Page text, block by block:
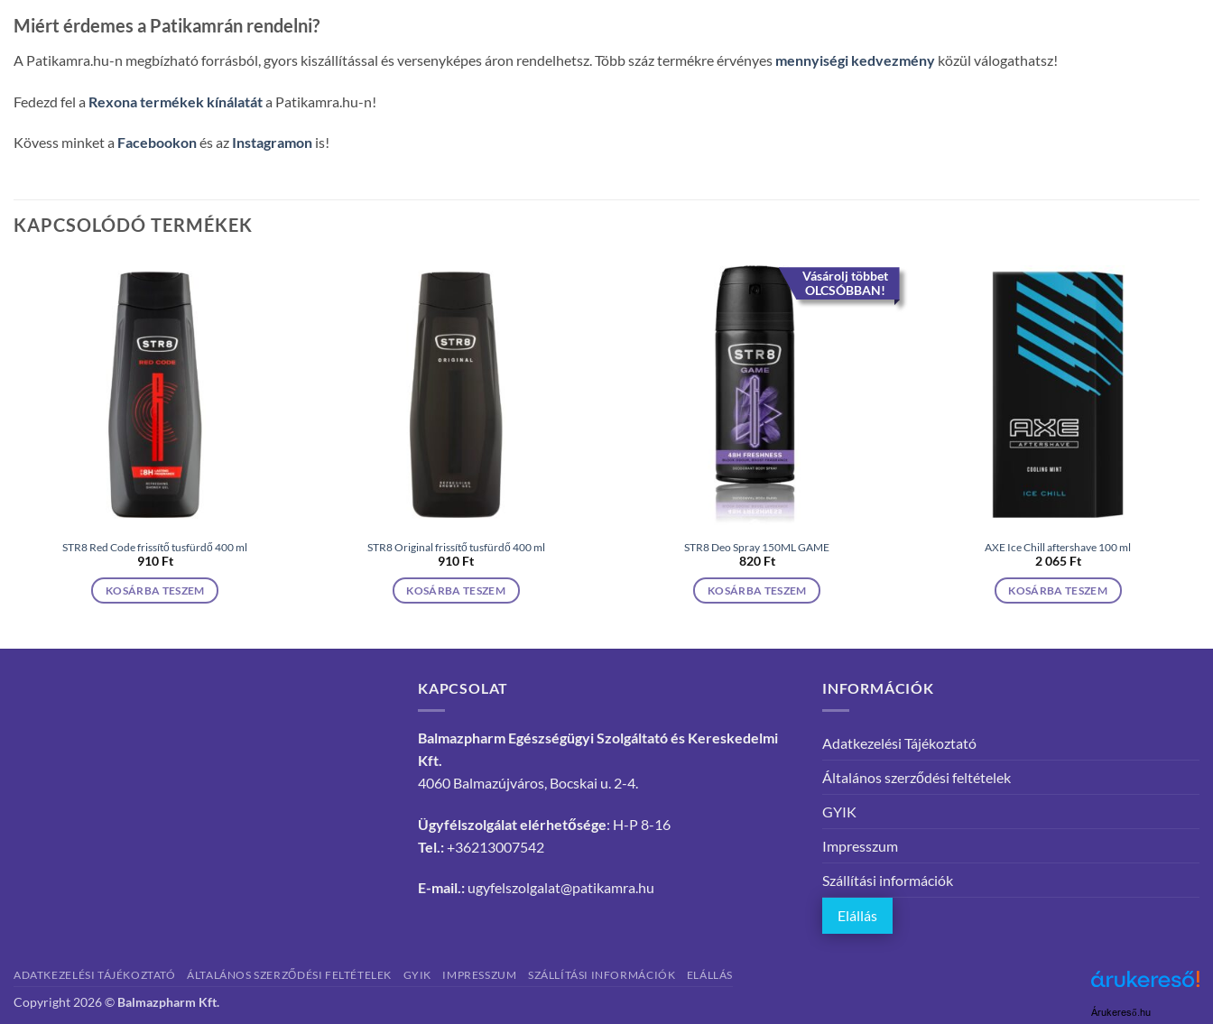
Miért érdemes a Patikamrán rendelni?
A Patikamra.hu-n megbízható forrásból, gyors kiszállítással és versenyképes áron rendelhetsz. Több száz termékre érvényes mennyiségi kedvezmény közül válogathatsz!
Fedezd fel a Rexona termékek kínálatáta Patikamra.hu-n!
Kövess minket a Facebookonés az Instagramon is!
KAPCSOLÓDÓ TERMÉKEK
STR8 Red Code frissítő tusfürdő 400 ml
910 Ft
KOSÁRBA TESZEM
STR8 Original frissítő tusfürdő 400 ml
910 Ft
KOSÁRBA TESZEM
Vásárolj többet
OLCSÓBBAN!
STR8 Deo Spray 150ML GAME
820 Ft
KOSÁRBA TESZEM
AXE Ice Chill aftershave 100 ml
2 065 Ft
KOSÁRBA TESZEM
KAPCSOLAT
Balmazpharm Egészségügyi Szolgáltató és Kereskedelmi
Kft.
4060 Balmazújváros, Bocskai u. 2-4.
Ügyfélszolgálat elérhetősége: H-P 8-16
Tel.:+36213007542
E-mail.: ugyfelszolgalat@patikamra.hu
INFORMÁCIÓK
Adatkezelési Tájékoztató
Általános szerződési feltételek
GYIK
Impresszum
Szállítási információk
Elállás
Árukereső.hu
ADATKEZELÉSI TÁJÉKOZTATÓ ÁLTALÁNOS SZERZŐDÉSI FELTÉTELEK GYIK IMPRESSZUM SZÁLLÍTÁSI INFORMÁCIÓK ELÁLLÁS
Copyright 2026 © Balmazpharm Kft.